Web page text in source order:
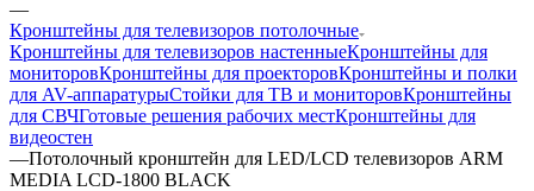
—
Кронштейны для телевизоров потолочные
Кронштейны для телевизоров настенныеКронштейны для
мониторовКронштейны для проекторовКронштейны и полки
для AV-аппаратурыСтойки для ТВ и мониторовКронштейны
для СВЧГотовые решения рабочих местКронштейны для
видеостен
—Потолочный кронштейн для LED/LCD телевизоров ARM
MEDIA LCD-1800 BLACK